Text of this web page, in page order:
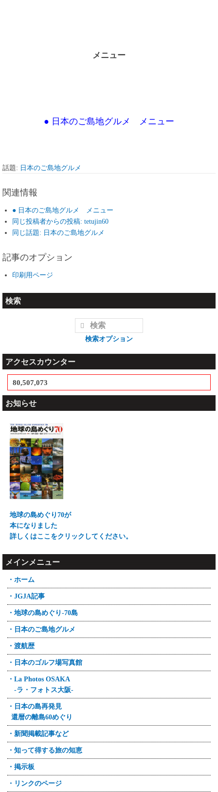
メニュー
● 日本のご島地グルメ メニュー
話題: 日本のご島地グルメ
関連情報
● 日本のご島地グルメ メニュー
同じ投稿者からの投稿: tetujin60
同じ話題: 日本のご島地グルメ
記事のオプション
印刷用ページ
検索
検索オプション
アクセスカウンター
80,507,073
お知らせ
地球の島めぐり70が
本になりました
詳しくはここをクリックしてください。
メインメニュー
・ホーム
・JGJA記事
・地球の島めぐり-70島
・日本のご島地グルメ
・渡航歴
・日本のゴルフ場写真館
・La Photos OSAKA
-ラ・フォトス大阪-
・日本の島再発見
還暦の離島60めぐり
・新聞掲載記事など
・知って得する旅の知恵
・掲示板
・リンクのページ